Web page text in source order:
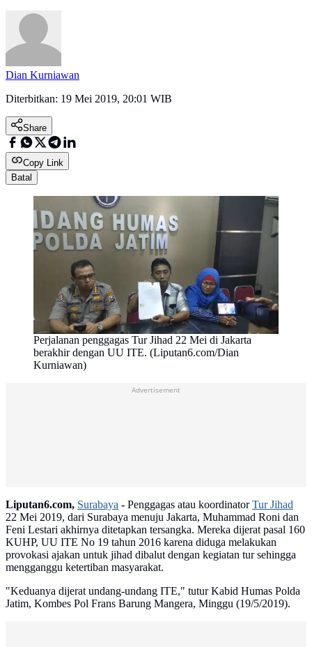
Dian Kurniawan
Diterbitkan: 19 Mei 2019, 20:01 WIB
Share
Copy Link
Batal
Perjalanan penggagas Tur Jihad 22 Mei di Jakarta
berakhir dengan UU ITE. (Liputan6.com/Dian
Kurniawan)
Advertisement
Liputan6.com, Surabaya - Penggagas atau koordinatorTur Jihad
22 Mei 2019, dari Surabaya menuju Jakarta, Muhammad Roni dan
Feni Lestari akhirnya ditetapkan tersangka. Mereka dijerat pasal 160
KUHP, UU ITE No 19 tahun 2016 karena diduga melakukan
provokasi ajakan untuk jihad dibalut dengan kegiatan tur sehingga
mengganggu ketertiban masyarakat.
"Keduanya dijerat undang-undang ITE," tutur Kabid Humas Polda
Jatim, Kombes Pol Frans Barung Mangera, Minggu (19/5/2019).